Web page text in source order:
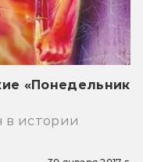
«Понедельник
в истории